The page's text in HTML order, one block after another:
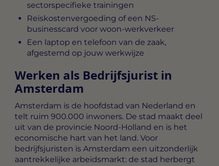
sectorspecifieke trainingen
Reiskostenvergoeding of een NS-
businesscard voor woon-werkverkeer
Een laptop en telefoon van de zaak,
afgestemd op jouw werkwijze
Werken als Bedrijfsjurist in
Amsterdam
Amsterdam is de hoofdstad van Nederland en
telt ruim 900.000 inwoners. De stad maakt deel
uit van de provincie Noord-Holland en is het
economische hart van het land. Voor
bedrijfsjuristen is Amsterdam een uitzonderlijk
aantrekkelijke arbeidsmarkt: de stad herbergt